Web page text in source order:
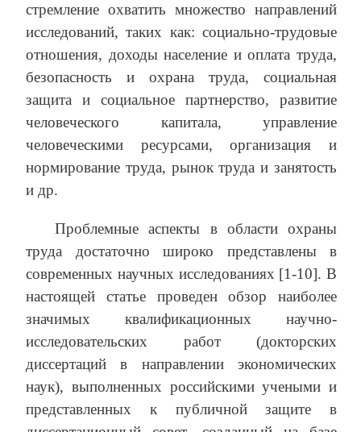
стремление охватить множество направлений
исследований, таких как: социально-трудовые
отношения, доходы население и оплата труда,
безопасность и охрана труда, социальная
защита и социальное партнерство, развитие
человеческого капитала, управление
человеческими ресурсами, организация и
нормирование труда, рынок труда и занятость
и др.
Проблемные аспекты в области охраны
труда достаточно широко представлены в
современных научных исследованиях [1-10]. В
настоящей статье проведен обзор наиболее
значимых квалификационных научно-
исследовательских работ (докторских
диссертаций в направлении экономических
наук), выполненных российскими учеными и
представленных к публичной защите в